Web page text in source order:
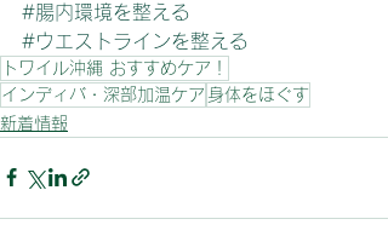
#腸内環境を整える
#ウエストラインを整える
トワイル沖縄 おすすめケア！
インディバ・深部加温ケア 身体をほぐす
新着情報